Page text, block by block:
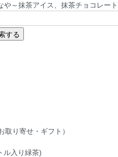
や～抹茶アイス、抹茶チョコレー
り寄せ・ギフト）
ル入り緑茶)